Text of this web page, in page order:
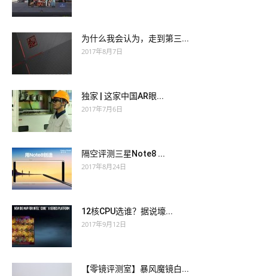
为什么我会认为，走到第三...
2017年8月7日
独家 | 这家中国AR眼...
2017年7月6日
隔空评测三星Note8 ...
2017年8月24日
12核CPU选谁？据说壕...
2017年9月12日
【零镜评测室】暴风魔镜白...